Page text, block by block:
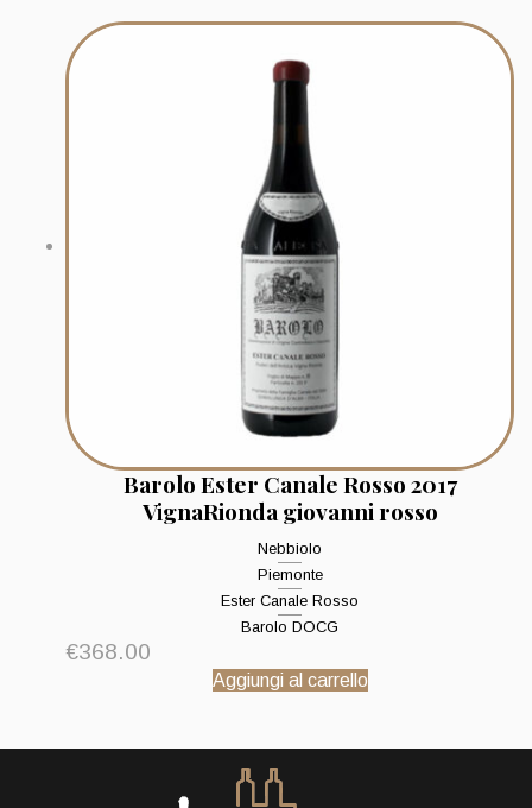
Barolo Ester Canale Rosso 2017
VignaRionda giovanni rosso
Nebbiolo
Piemonte
Ester Canale Rosso
Barolo DOCG
€368.00
Aggiungi al carrello